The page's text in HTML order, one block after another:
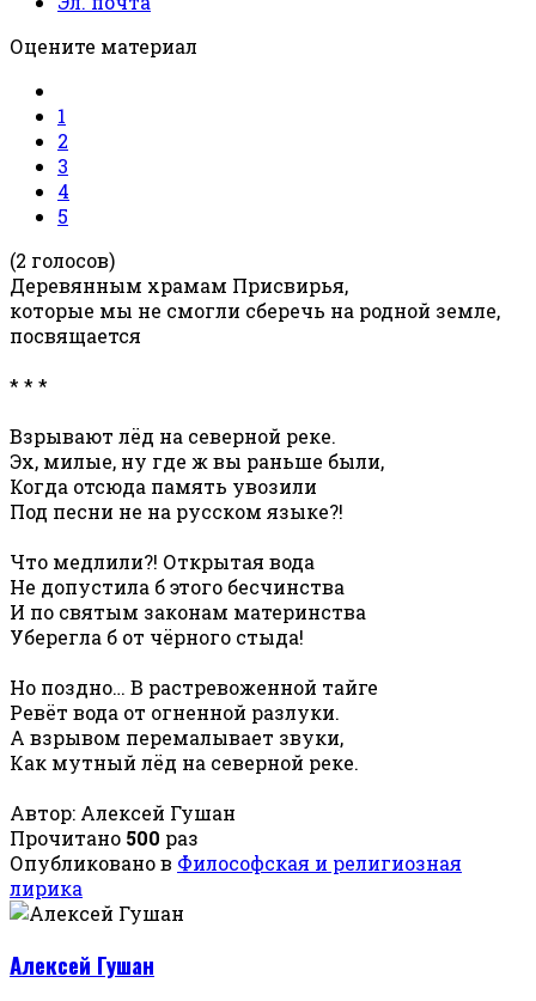
Оцените материал
1
2
3
4
5
(2 голосов)
Деревянным храмам Присвирья,
которые мы не смогли сберечь на родной земле,
посвящается
* * *
Взрывают лёд на северной реке.
Эх, милые, ну где ж вы раньше были,
Когда отсюда память увозили
Под песни не на русском языке?!
Что медлили?! Открытая вода
Не допустила б этого бесчинства
И по святым законам материнства
Уберегла б от чёрного стыда!
Но поздно… В растревоженной тайге
Ревёт вода от огненной разлуки.
А взрывом перемалывает звуки,
Как мутный лёд на северной реке.
Автор: Алексей Гушан
Прочитано 500 раз
Опубликовано в Философская и религиозная
лирика
Алексей Гушан